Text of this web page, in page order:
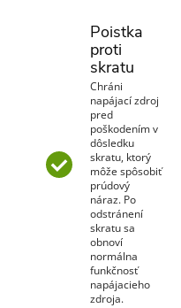
Poistka
proti
skratu
Chráni
napájací zdroj
pred
poškodením v
dôsledku
skratu, ktorý
môže spôsobiť
prúdový
náraz. Po
odstránení
skratu sa
obnoví
normálna
funkčnosť
napájacieho
zdroja.